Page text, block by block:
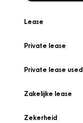
Lease
Private lease
Private lease used
Zakelijke lease
Zekerheid